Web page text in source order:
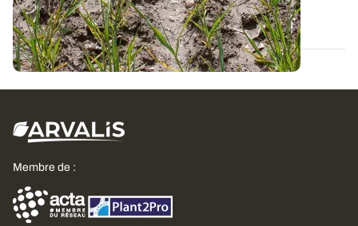
18 MARS 2021
Membre de :